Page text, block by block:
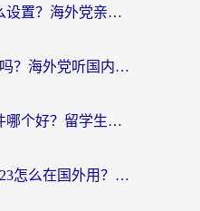
豆瓣音乐地区限制怎么设置？海外党亲测有效的回国加速方案来了
全民k歌国外可以打开吗？海外党听国内音乐听书的实用指南
海外看国内电视剧软件哪个好？留学生亲测有效的追剧加速方案
海外党别愁！交管12123怎么在国外用？一篇搞定回国资源访问难题